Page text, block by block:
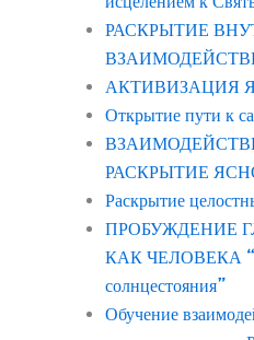
РАСКРЫТИЕ
АКТИВИЗАЦИЯ
Открытие пути к
РАСКРЫТИЕ
Раскрытие
ПРОБУЖДЕНИЕ
КАК ЧЕЛОВЕКА
солнцестояния”
Обучение